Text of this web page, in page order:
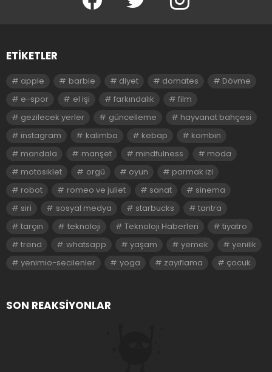
ETIKETLER
apple barbie diyet domates
Dövme
e-spor
el işi farkındalık
film
gezilecek yerler
güncelleme
hayvanat bahçesi
instagram
kalimba kebap
kombin
mandala
manşet mindfulness
moda
motosiklet
orgü oyun
parmak izi
robot
romeo ve juliet sanat
sinema
siri
sosyal medya starbucks
tantra
tarçın
teknoloji Teknoloji Haberleri
tiyatro
trend
whatsapp yaşam yemek
yenilik
yenimio-secilenler
yoga zayıflama çocuk
SON REAKSIYONLAR